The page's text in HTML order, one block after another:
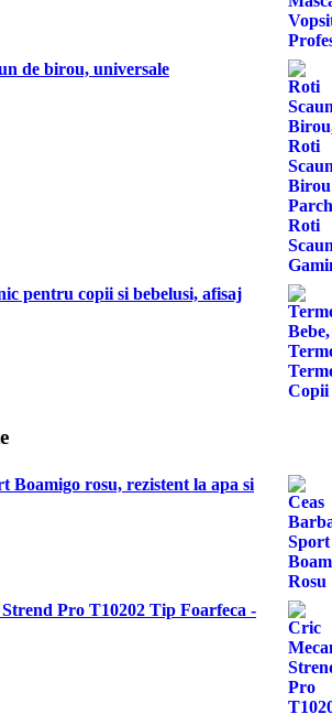
de birou, universale
pentru copii si bebelusi, afisaj
Boamigo rosu, rezistent la apa si
Pro T10202 Tip Foarfeca -